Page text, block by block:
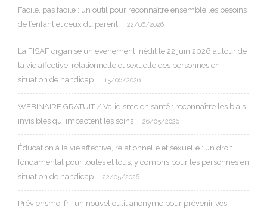
Facile, pas facile : un outil pour reconnaître ensemble les besoins
de l’enfant et ceux du parent
22/06/2026
La FISAF organise un événement inédit le 22 juin 2026 autour de
la vie affective, relationnelle et sexuelle des personnes en
situation de handicap.
15/06/2026
WEBINAIRE GRATUIT / Validisme en santé : reconnaître les biais
invisibles qui impactent les soins
26/05/2026
Éducation à la vie affective, relationnelle et sexuelle : un droit
fondamental pour toutes et tous, y compris pour les personnes en
situation de handicap
22/05/2026
Préviensmoi.fr : un nouvel outil anonyme pour prévenir vos